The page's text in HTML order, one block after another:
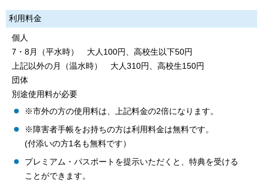
利用料金
個人
7・8月（平水時） 大人100円、高校生以下50円
上記以外の月（温水時） 大人310円、高校生150円
団体
別途使用料が必要
※市外の方の使用料は、上記料金の2倍になります。
※障害者手帳をお持ちの方は利用料金は無料です。
(付添いの方1名も無料です）
プレミアム・パスポートを提示いただくと、特典を受ける
ことができます。